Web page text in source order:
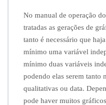
No manual de operação
tratadas as gerações de
tanto é necessário que
mínimo uma variável
mínimo duas variáveis
podendo elas serem tanto
qualitativas ou data.
pode haver muitos